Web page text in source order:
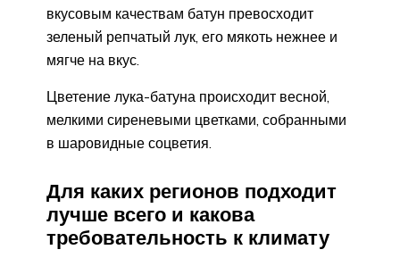
вкусовым качествам батун превосходит
зеленый репчатый лук, его мякоть нежнее и
мягче на вкус.
Цветение лука-батуна происходит весной,
мелкими сиреневыми цветками, собранными
в шаровидные соцветия.
Для каких регионов подходит
лучше всего и какова
требовательность к климату